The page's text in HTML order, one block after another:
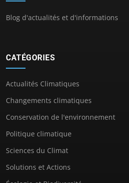
Blog d'actualités et d'informations
CATÉGORIES
Actualités Climatiques
Changements climatiques
Conservation de l'environnement
Politique climatique
Sciences du Climat
Solutions et Actions